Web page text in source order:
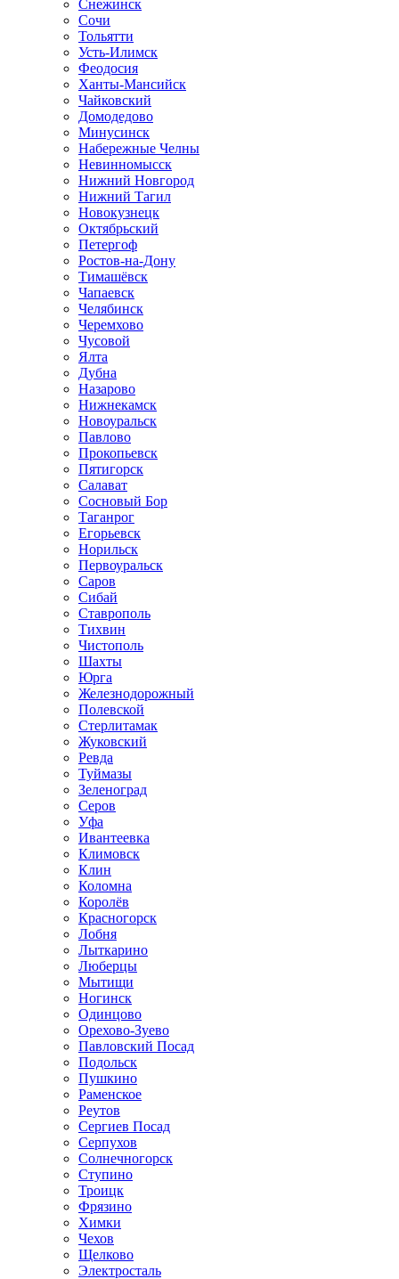
Снежинск
Сочи
Тольятти
Усть-Илимск
Феодосия
Ханты-Мансийск
Чайковский
Домодедово
Минусинск
Набережные Челны
Невинномысск
Нижний Новгород
Нижний Тагил
Новокузнецк
Октябрьский
Петергоф
Ростов-на-Дону
Тимашёвск
Чапаевск
Челябинск
Черемхово
Чусовой
Ялта
Дубна
Назарово
Нижнекамск
Новоуральск
Павлово
Прокопьевск
Пятигорск
Салават
Сосновый Бор
Таганрог
Егорьевск
Норильск
Первоуральск
Саров
Сибай
Ставрополь
Тихвин
Чистополь
Шахты
Юрга
Железнодорожный
Полевской
Стерлитамак
Жуковский
Ревда
Туймазы
Зеленоград
Серов
Уфа
Ивантеевка
Климовск
Клин
Коломна
Королёв
Красногорск
Лобня
Лыткарино
Люберцы
Мытищи
Ногинск
Одинцово
Орехово-Зуево
Павловский Посад
Подольск
Пушкино
Раменское
Реутов
Сергиев Посад
Серпухов
Солнечногорск
Ступино
Троицк
Фрязино
Химки
Чехов
Щелково
Электросталь